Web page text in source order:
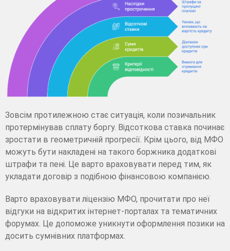
Зовсім протилежною стає ситуація, коли позичальник
протермінував сплату боргу. Відсоткова ставка починає
зростати в геометричній прогресії. Крім цього, від МФО
можуть бути накладені на такого боржника додаткові
штрафи та пені. Це варто враховувати перед тим, як
укладати договір з подібною фінансовою компанією.
Варто враховувати ліцензію МФО, прочитати про неї
відгуки на відкритих інтернет-порталах та тематичних
форумах. Це допоможе уникнути оформлення позики на
досить сумнівних платформах.